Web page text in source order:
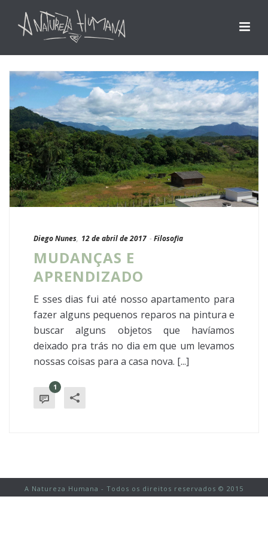
Diego Nunes, 12 de abril de 2017 - Filosofia
MUDANÇAS E
APRENDIZADO
E sses dias fui até nosso apartamento para
fazer alguns pequenos reparos na pintura e
buscar alguns objetos que havíamos
deixado pra trás no dia em que um levamos
nossas coisas para a casa nova. [...]
1
A Natureza Humana - Todos os direitos reservados © 2015